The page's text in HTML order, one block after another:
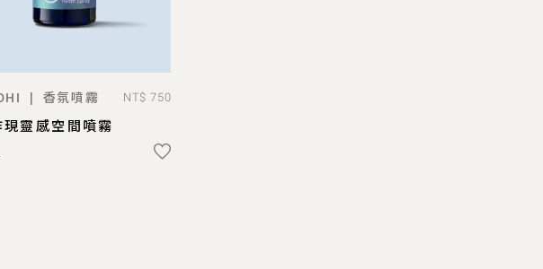
ADD TO BAG
| 香氛噴霧 NT$ 750
靈感空間噴霧